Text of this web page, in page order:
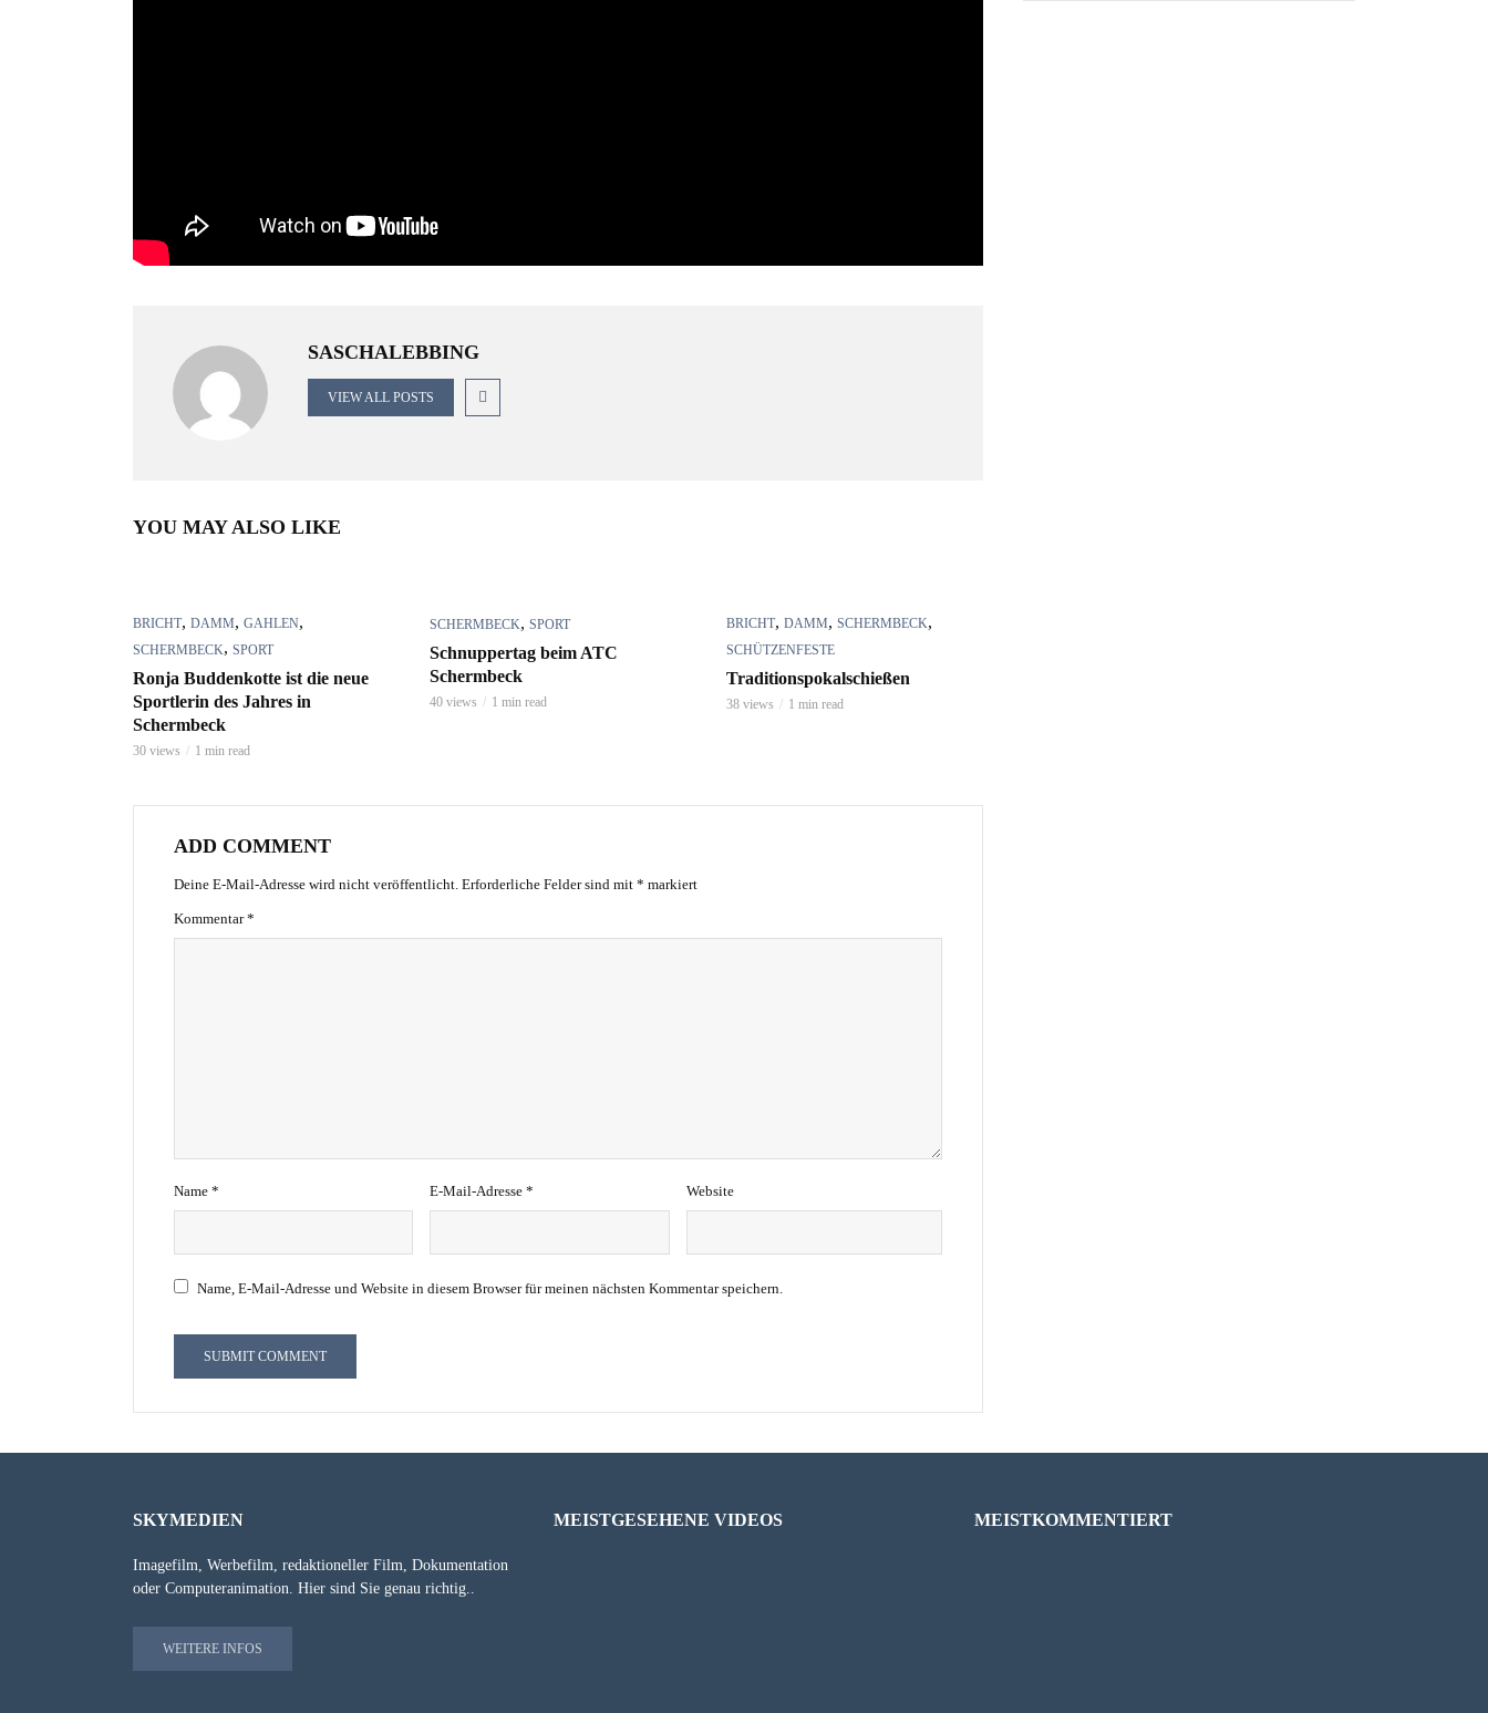
SASCHALEBBING
VIEW ALL POSTS
YOU MAY ALSO LIKE
BRICHT, DAMM, GAHLEN,
SCHERMBECK, SPORT
Ronja Buddenkotte ist die neue
Sportlerin des Jahres in
Schermbeck
30 views 1 min read
SCHERMBECK, SPORT
Schnuppertag beim ATC
Schermbeck
40 views 1 min read
BRICHT, DAMM, SCHERMBECK,
SCHÜTZENFESTE
Traditionspokalschießen
38 views 1 min read
ADD COMMENT
Deine E-Mail-Adresse wird nicht veröffentlicht. Erforderliche Felder sind mit * markiert
Kommentar*
Name * E-Mail-Adresse* Website
Name, E-Mail-Adresse und Website in diesem Browser für meinen nächsten Kommentar speichern.
SKYMEDIEN
Imagefilm, Werbefilm, redaktioneller Film, Dokumentation
oder Computeranimation. Hier sind Sie genau richtig..
WEITERE INFOS
MEISTGESEHENE VIDEOS MEISTKOMMENTIERT